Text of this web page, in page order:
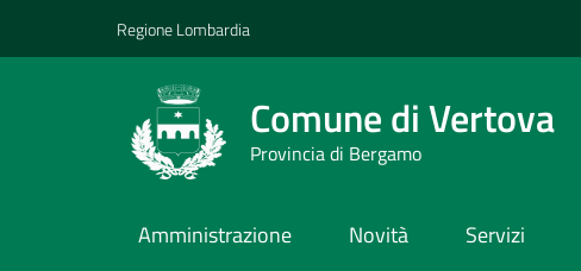
Regione Lombardia
Comune di Vertova
Provincia di Bergamo
Amministrazione Novità Servizi